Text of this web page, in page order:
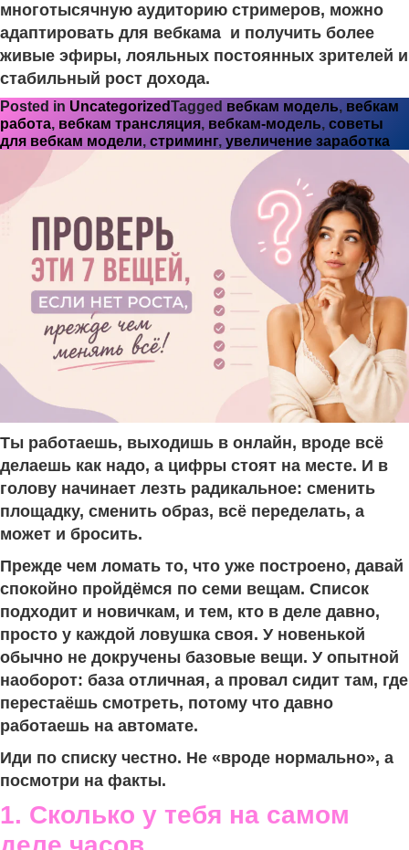
многотысячную аудиторию стримеров, можно
адаптировать для вебкама и получить более
живые эфиры, лояльных постоянных зрителей и
стабильный рост дохода.
Posted in UncategorizedTagged вебкам модель, вебкам
работа, вебкам трансляция, вебкам-модель, советы
для вебкам модели, стриминг, увеличение заработка
Ты работаешь, выходишь в онлайн, вроде всё
делаешь как надо, а цифры стоят на месте. И в
голову начинает лезть радикальное: сменить
площадку, сменить образ, всё переделать, а
может и бросить.
Прежде чем ломать то, что уже построено, давай
спокойно пройдёмся по семи вещам. Список
подходит и новичкам, и тем, кто в деле давно,
просто у каждой ловушка своя. У новенькой
обычно не докручены базовые вещи. У опытной
наоборот: база отличная, а провал сидит там, где
перестаёшь смотреть, потому что давно
работаешь на автомате.
Иди по списку честно. Не «вроде нормально», а
посмотри на факты.
1. Сколько у тебя на самом